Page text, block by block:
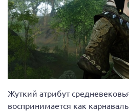
Жуткий атрибут
воспринимается как